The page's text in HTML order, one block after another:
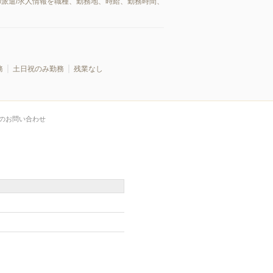
土日祝のみ勤務
残業なし
お問い合わせ